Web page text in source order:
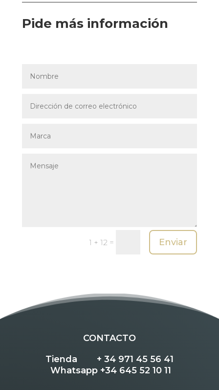
Pide más información
1 + 12 = Enviar
CONTACTO
Tienda        + 34 971 45 56 41
Whatsapp +34 645 52 10 11